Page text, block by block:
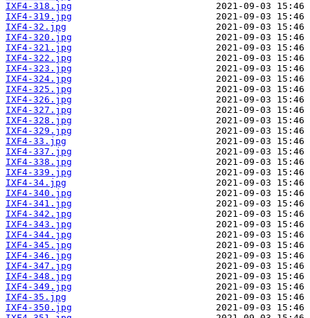
IXF4-318.jpg
IXF4-319.jpg
IXF4-32.jpg
IXF4-320.jpg
IXF4-321.jpg
IXF4-322.jpg
IXF4-323.jpg
IXF4-324.jpg
IXF4-325.jpg
IXF4-326.jpg
IXF4-327.jpg
IXF4-328.jpg
IXF4-329.jpg
IXF4-33.jpg
IXF4-337.jpg
IXF4-338.jpg
IXF4-339.jpg
IXF4-34.jpg
IXF4-340.jpg
IXF4-341.jpg
IXF4-342.jpg
IXF4-343.jpg
IXF4-344.jpg
IXF4-345.jpg
IXF4-346.jpg
IXF4-347.jpg
IXF4-348.jpg
IXF4-349.jpg
IXF4-35.jpg
IXF4-350.jpg